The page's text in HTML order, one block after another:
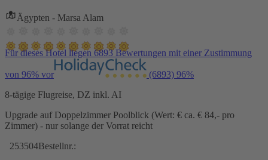
Ägypten - Marsa Alam
Für dieses Hotel liegen 6893 Bewertungen mit einer Zustimmung
von 96% vor (6893) 96%
8-tägige Flugreise, DZ inkl. AI
Upgrade auf Doppelzimmer Poolblick (Wert: € ca. € 84,- pro
Zimmer) - nur solange der Vorrat reicht
253504Bestellnr.: